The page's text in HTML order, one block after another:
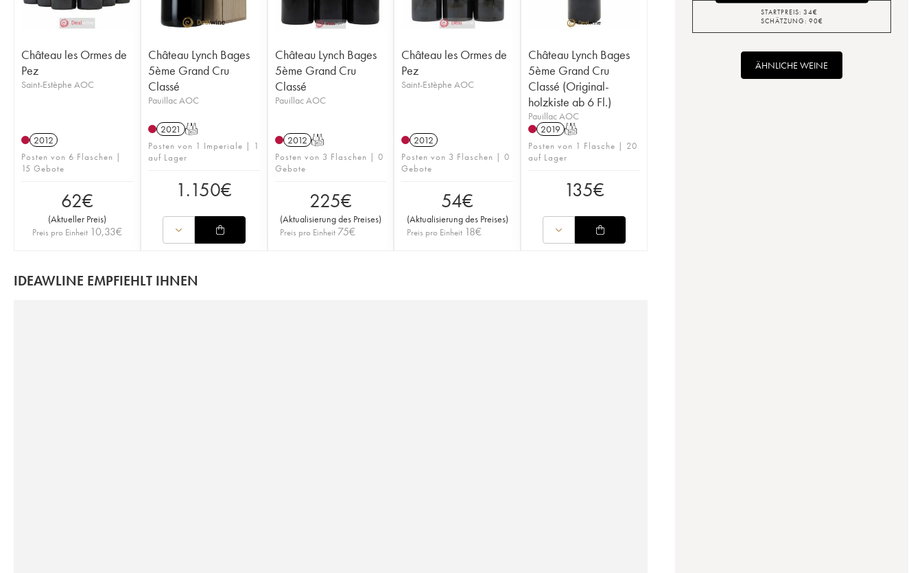
Château les Ormes de
Pez
Saint-Estèphe AOC
2012
Posten von 6 Flaschen |
15 Gebote
62€
(Aktueller Preis)
Preis pro Einheit 10,33€
Château Lynch Bages
5ème Grand Cru
Classé
Pauillac AOC
2021 T
Posten von 1 Imperiale | 1
auf Lager
1.150€
Château Lynch Bages
5ème Grand Cru
Classé
Pauillac AOC
2012 T
Posten von 3 Flaschen | 0
Gebote
225€
(Aktualisierung des Preises)
Preis pro Einheit 75€
Château les Ormes de
Pez
Saint-Estèphe AOC
2012
Posten von 3 Flaschen | 0
Gebote
54€
(Aktualisierung des Preises)
Preis pro Einheit 18€
Château Lynch Bages
5ème Grand Cru
Classé (Original-
holzkiste ab 6 Fl.)
Pauillac AOC
2019 T
Posten von 1 Flasche | 20
auf Lager
135€
IDEAWLINE EMPFIEHLT IHNEN
STARTPREIS: 34€
SCHÄTZUNG: 90€
ÄHNLICHE WEINE